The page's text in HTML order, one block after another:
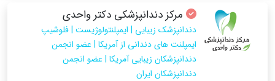
مرکز دندانپزشکی دکتر واحدی
دندانپزشک زیبایی | ایمپلنتولوژیست | فلوشیپ
ایمپلنت های دندانی از آمریکا | عضو انجمن
دندانپزشکان زیبایی آمریکا | عضو انجمن
دندانپزشکان ایران